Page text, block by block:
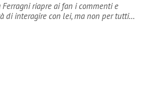
Ferragni riapre ai fan i commenti e
di interagire con lei, ma non per tutti…